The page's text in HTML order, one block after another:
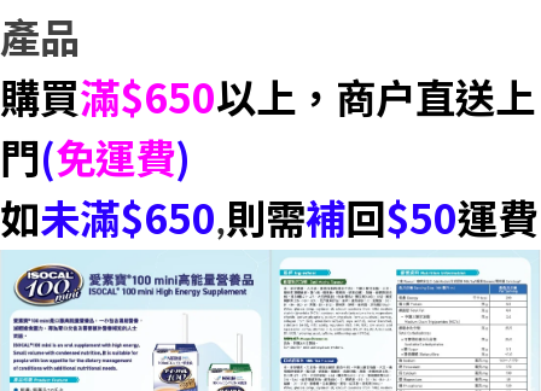
產品
購買滿$650以上，商户直送上
門(免運費)
如未滿$650,則需補回$50運費